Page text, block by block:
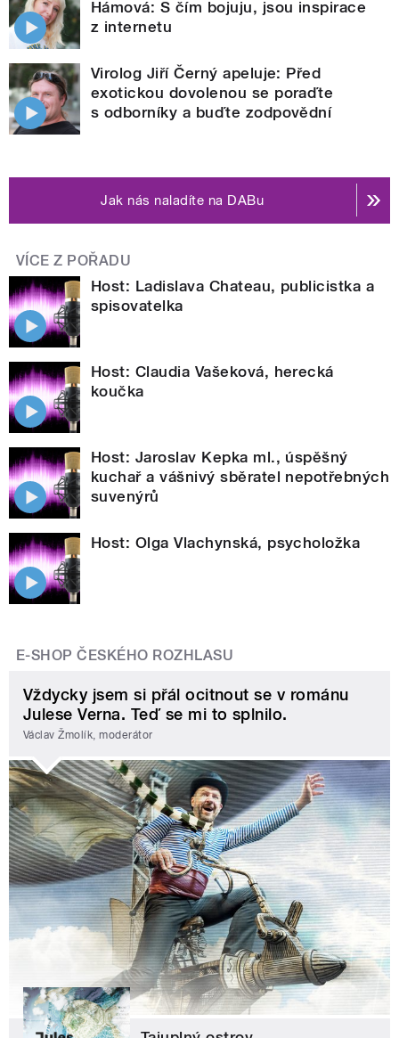
Hámová: S čím bojuju, jsou inspirace
z internetu
Virolog Jiří Černý apeluje: Před
exotickou dovolenou se poraďte
s odborníky a buďte zodpovědní
Jak nás naladíte na DABu
VÍCE Z POŘADU
Host: Ladislava Chateau, publicistka a
spisovatelka
Host: Claudia Vašeková, herecká
koučka
Host: Jaroslav Kepka ml., úspěšný
kuchař a vášnivý sběratel nepotřebných
suvenýrů
Host: Olga Vlachynská, psycholožka
E-SHOP ČESKÉHO ROZHLASU
Vždycky jsem si přál ocitnout se v románu
Julese Verna. Teď se mi to splnilo.
Václav Žmolík, moderátor